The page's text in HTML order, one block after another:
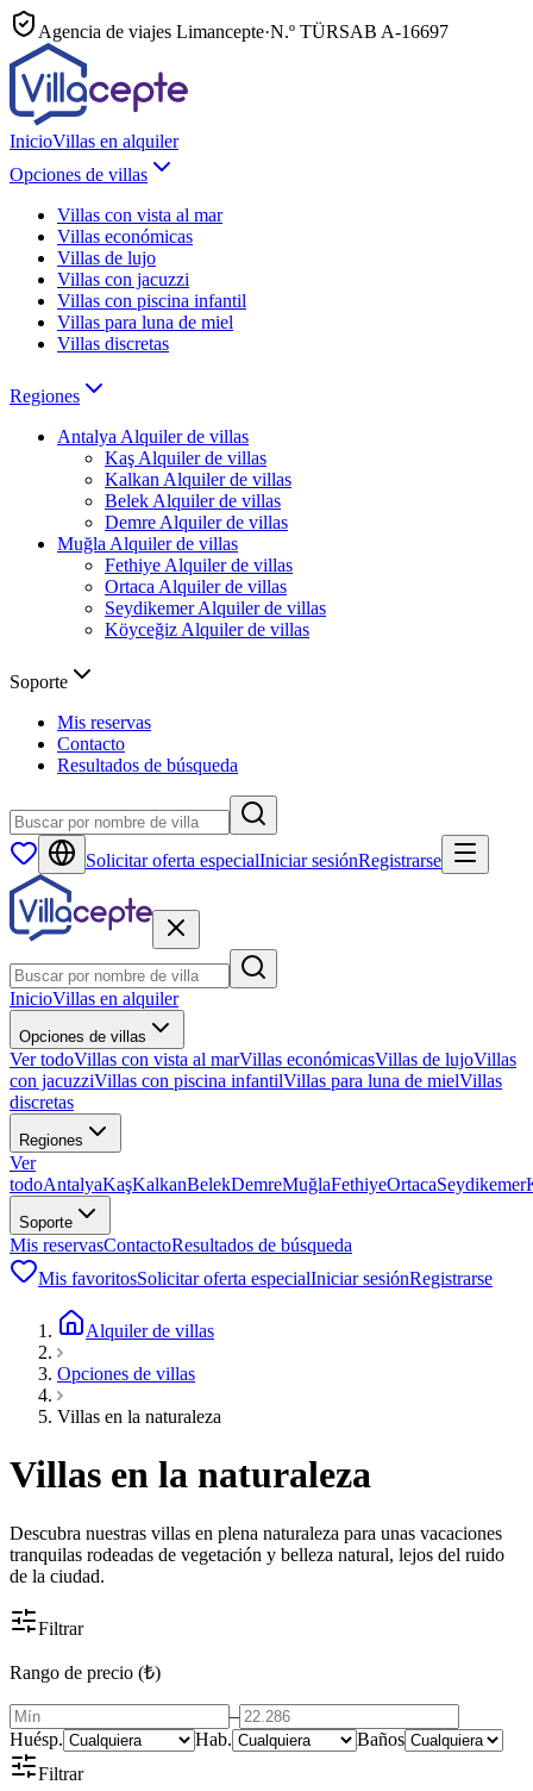
Agencia de viajes Limancepte·N.º TÜRSAB A-16697
InicioVillas en alquiler
Opciones de villas
Villas con vista al mar
Villas económicas
Villas de lujo
Villas con jacuzzi
Villas con piscina infantil
Villas para luna de miel
Villas discretas
Regiones
Antalya Alquiler de villas
Kaş Alquiler de villas
Kalkan Alquiler de villas
Belek Alquiler de villas
Demre Alquiler de villas
Muğla Alquiler de villas
Fethiye Alquiler de villas
Ortaca Alquiler de villas
Seydikemer Alquiler de villas
Köyceğiz Alquiler de villas
Soporte
Mis reservas
Contacto
Resultados de búsqueda
Solicitar oferta especialIniciar sesiónRegistrarse
InicioVillas en alquiler
Opciones de villas
Ver todoVillas con vista al marVillas económicasVillas de lujoVillas
con jacuzziVillas con piscina infantilVillas para luna de mielVillas
discretas
Regiones
Ver
todoAntalyaKaşKalkanBelekDemreMuğlaFethiyeOrtacaSeydikemer
Soporte
Mis reservasContactoResultados de búsqueda
Mis favoritosSolicitar oferta especialIniciar sesiónRegistrarse
Alquiler de villas
Opciones de villas
Villas en la naturaleza
Villas en la naturaleza
Descubra nuestras villas en plena naturaleza para unas vacaciones
tranquilas rodeadas de vegetación y belleza natural, lejos del ruido
de la ciudad.
Filtrar
Rango de precio (₺)
–
Huésp.
Hab.
Baños
Filtrar